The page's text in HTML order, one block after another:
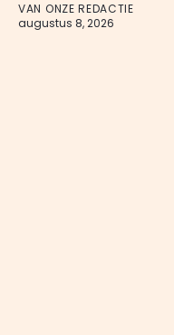
VAN ONZE REDACTIE
augustus 8, 2026